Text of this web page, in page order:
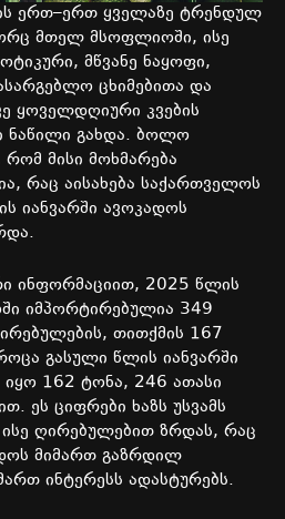
ერთ–ერთ ყველაზე ტრენდულ
მთელ მსოფლიოში, ისე
, მწვანე ნაყოფი,
ცხიმებითა და
ყოველდღიური კვების
ნაწილი გახდა. ბოლო
რომ მისი მოხმარება
, რაც აისახება საქართველოს
იანვარში ავოკადოს
.
ინფორმაციით, 2025 წლის
იმპორტირებულია 349
, თითქმის 167
გასული წლის იანვარში
იყო 162 ტონა, 246 ათასი
. ეს ციფრები ხაზს უსვამს
ისე ღირებულებით ზრდას, რაც
მიმართ გაზრდილ
ინტერესს ადასტურებს.